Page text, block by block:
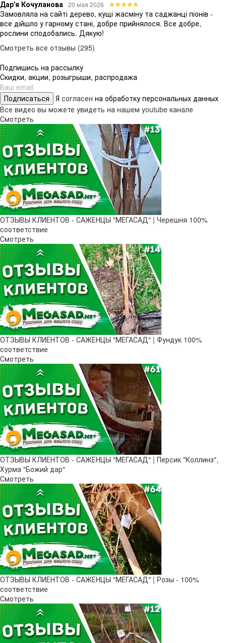
Дар'я Кочуланова 20 мая 2026
Замовляла на сайті дерево, кущі жасміну та саджанці піонів -
все дійшло у гарному стані, добре прийнялося. Все добре,
рослини сподобались. Дякую!
Смотреть все отзывы (295)
Подпишись на рассылку
Скидки, акции, розыгрыши, распродажа
Подписаться Я согласен на обработку персональных данных
Все видео вы можете увидеть на нашем youtube канале
Смотреть
ОТЗЫВЫ КЛИЕНТОВ - САЖЕНЦЫ "МЕГАСАД" | Черешня 100%
соответствие
Смотреть
ОТЗЫВЫ КЛИЕНТОВ - САЖЕНЦЫ "МЕГАСАД" | Фундук 100%
соответствие
Смотреть
ОТЗЫВЫ КЛИЕНТОВ - САЖЕНЦЫ "МЕГАСАД" | Персик "Коллинз",
Хурма "Божий дар"
Смотреть
ОТЗЫВЫ КЛИЕНТОВ - САЖЕНЦЫ "МЕГАСАД" | Розы - 100%
соответствие
Смотреть